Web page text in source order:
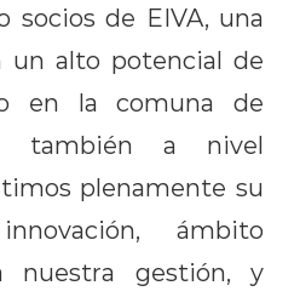
socios de EIVA, una
un alto potencial de
en la comuna de
también a nivel
plenamente su
ámbito
nuestra gestión, y